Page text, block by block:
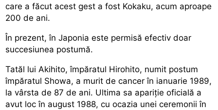
care a făcut acest gest a fost Kokaku, acum aproape
200 de ani.
În prezent, în Japonia este permisă efectiv doar
succesiunea postumă.
Tatăl lui Akihito, împăratul Hirohito, numit postum
împăratul Showa, a murit de cancer în ianuarie 1989,
la vârsta de 87 de ani. Ultima sa apariție oficială a
avut loc în august 1988, cu ocazia unei ceremonii în